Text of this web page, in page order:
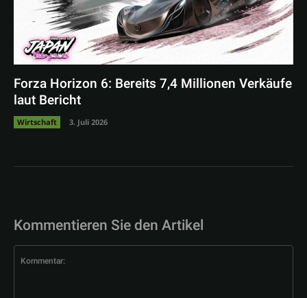
Forza Horizon 6: Bereits 7,4 Millionen Verkäufe
laut Bericht
Wirtschaft 3. Juli 2026
Kommentieren Sie den Artikel